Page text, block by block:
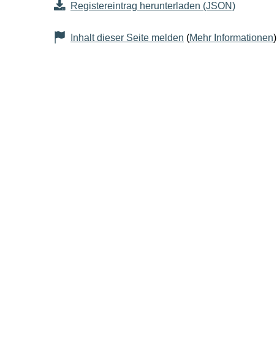
Registereintrag herunterladen (JSON)
Inhalt dieser Seite melden (Mehr Informationen)